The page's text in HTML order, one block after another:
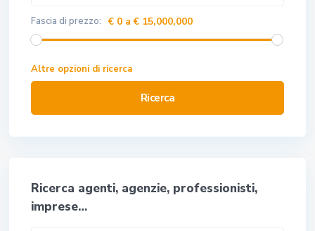
Fascia di prezzo: € 0 a € 15,000,000
Altre opzioni di ricerca
Ricerca
Ricerca agenti, agenzie, professionisti,
imprese…